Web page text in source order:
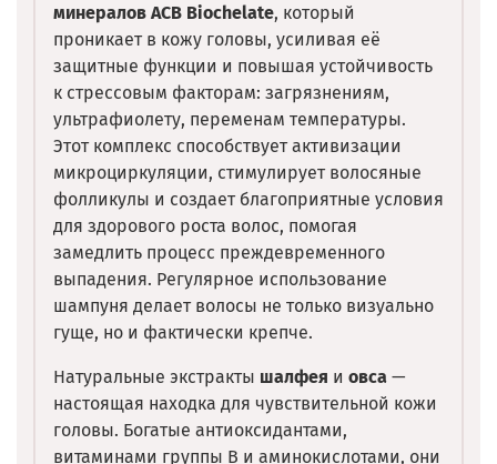
минералов ACB Biochelate, который
проникает в кожу головы, усиливая её
защитные функции и повышая устойчивость
к стрессовым факторам: загрязнениям,
ультрафиолету, переменам температуры.
Этот комплекс способствует активизации
микроциркуляции, стимулирует волосяные
фолликулы и создает благоприятные условия
для здорового роста волос, помогая
замедлить процесс преждевременного
выпадения. Регулярное использование
шампуня делает волосы не только визуально
гуще, но и фактически крепче.
Натуральные экстракты шалфея и овса —
настоящая находка для чувствительной кожи
головы. Богатые антиоксидантами,
витаминами группы B и аминокислотами, они